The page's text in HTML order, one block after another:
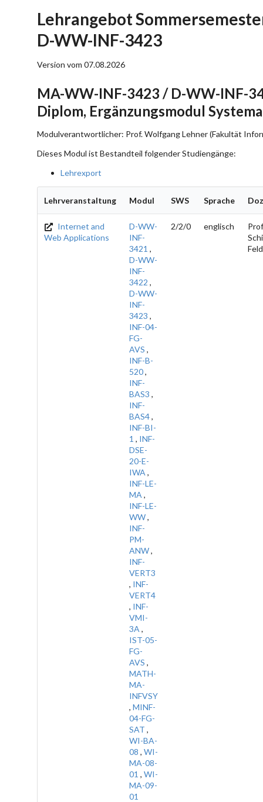
Lehrangebot
D-WW-INF-3423
Version vom 07.08.2026
MA-WW-INF-3423 / D-WW-INF-
Diplom, Ergänzungsmodul
Modulverantwortlicher: Prof. Wolfgang Lehner (Fakultät
Dieses Modul ist Bestandteil folgender Studiengänge:
Lehrexport
Lehrveranstaltung Modul SWS Sprache
Internet and
Web Applications
D-WW-
INF-
3421 ,
D-WW-
INF-
3422 ,
D-WW-
INF-
3423 ,
INF-04-
FG-
AVS ,
INF-B-
520,
INF-
BAS3 ,
INF-
BAS4,
INF-BI-
1 , INF-
DSE-
20-E-
IWA ,
INF-LE-
MA ,
INF-LE-
WW,
INF-
PM-
ANW,
INF-
VERT3
, INF-
VERT4
, INF-
VMI-
3A ,
IST-05-
FG-
AVS ,
MATH-
MA-
INFVSY
, MINF-
04-FG-
SAT ,
WI-BA-
08 , WI-
MA-08-
01 , WI-
MA-09-
01
2/2/0 englisch